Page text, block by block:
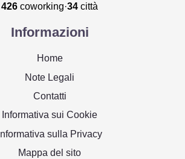
426 coworking·34 città
Informazioni
Home
Note Legali
Contatti
Informativa sui Cookie
Informativa sulla Privacy
Mappa del sito